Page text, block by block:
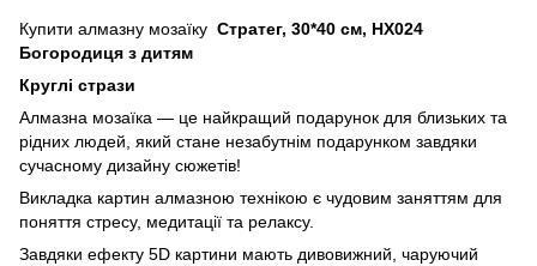
Купити алмазну мозаїку Стратег, 30*40 см, HX024
Богородиця з дитям
Круглі стрази
Алмазна мозаїка — це найкращий подарунок для близьких та
рідних людей, який стане незабутнім подарунком завдяки
сучасному дизайну сюжетів!
Викладка картин алмазною технікою є чудовим заняттям для
поняття стресу, медитації та релаксу.
Завдяки ефекту 5D картини мають дивовижний, чаруючий